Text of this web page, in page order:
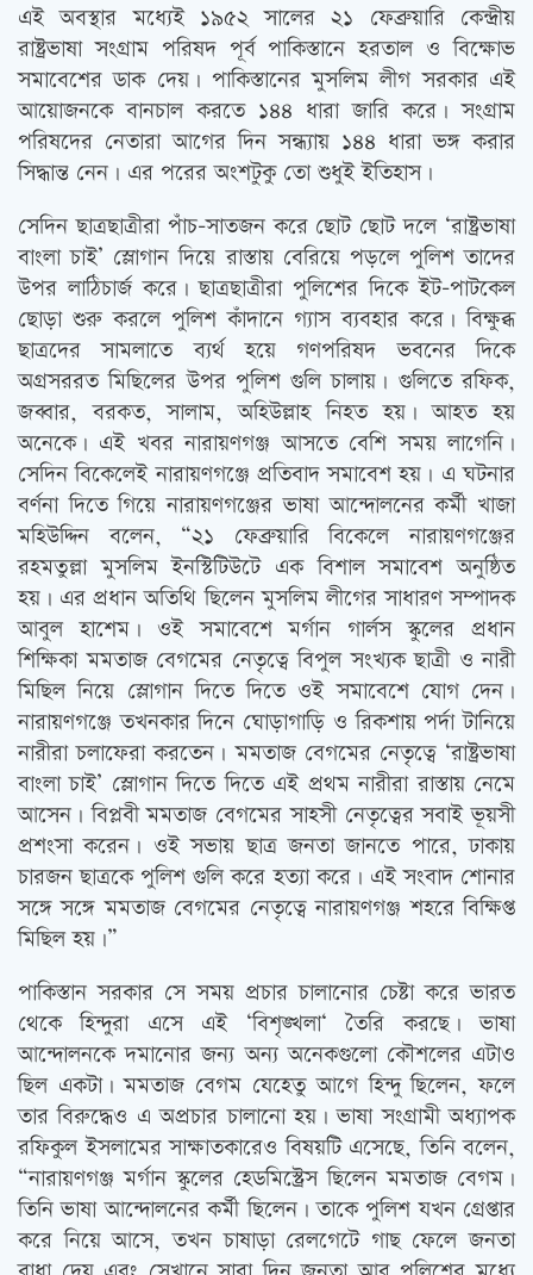
এই অবস্থার মধ্যেই ১৯৫২ সালের ২১ ফেব্রুয়ারি কেন্দ্রীয়
রাষ্ট্রভাষা সংগ্রাম পরিষদ পূর্ব পাকিস্তানে হরতাল ও বিক্ষোভ
সমাবেশের ডাক দেয়। পাকিস্তানের মুসলিম লীগ সরকার এই
আয়োজনকে বানচাল করতে ১৪৪ ধারা জারি করে। সংগ্রাম
পরিষদের নেতারা আগের দিন সন্ধ্যায় ১৪৪ ধারা ভঙ্গ করার
সিদ্ধান্ত নেন। এর পরের অংশটুকু তো শুধুই ইতিহাস।
সেদিন ছাত্রছাত্রীরা পাঁচ-সাতজন করে ছোট ছোট দলে ‘রাষ্ট্রভাষা
বাংলা চাই’ স্লোগান দিয়ে রাস্তায় বেরিয়ে পড়লে পুলিশ তাদের
উপর লাঠিচার্জ করে। ছাত্রছাত্রীরা পুলিশের দিকে ইট-পাটকেল
ছোড়া শুরু করলে পুলিশ কাঁদানে গ্যাস ব্যবহার করে। বিক্ষুব্ধ
ছাত্রদের সামলাতে ব্যর্থ হয়ে গণপরিষদ ভবনের দিকে
অগ্রসররত মিছিলের উপর পুলিশ গুলি চালায়। গুলিতে রফিক,
জব্বার, বরকত, সালাম, অহিউল্লাহ নিহত হয়। আহত হয়
অনেকে। এই খবর নারায়ণগঞ্জ আসতে বেশি সময় লাগেনি।
সেদিন বিকেলেই নারায়ণগঞ্জে প্রতিবাদ সমাবেশ হয়। এ ঘটনার
বর্ণনা দিতে গিয়ে নারায়ণগঞ্জের ভাষা আন্দোলনের কর্মী খাজা
মহিউদ্দিন বলেন, “২১ ফেব্রুয়ারি বিকেলে নারায়ণগঞ্জের
রহমতুল্লা মুসলিম ইনস্টিটিউটে এক বিশাল সমাবেশ অনুষ্ঠিত
হয়। এর প্রধান অতিথি ছিলেন মুসলিম লীগের সাধারণ সম্পাদক
আবুল হাশেম। ওই সমাবেশে মর্গান গার্লস স্কুলের প্রধান
শিক্ষিকা মমতাজ বেগমের নেতৃত্বে বিপুল সংখ্যক ছাত্রী ও নারী
মিছিল নিয়ে স্লোগান দিতে দিতে ওই সমাবেশে যোগ দেন।
নারায়ণগঞ্জে তখনকার দিনে ঘোড়াগাড়ি ও রিকশায় পর্দা টানিয়ে
নারীরা চলাফেরা করতেন। মমতাজ বেগমের নেতৃত্বে ‘রাষ্ট্রভাষা
বাংলা চাই’ স্লোগান দিতে দিতে এই প্রথম নারীরা রাস্তায় নেমে
আসেন। বিপ্লবী মমতাজ বেগমের সাহসী নেতৃত্বের সবাই ভূয়সী
প্রশংসা করেন। ওই সভায় ছাত্র জনতা জানতে পারে, ঢাকায়
চারজন ছাত্রকে পুলিশ গুলি করে হত্যা করে। এই সংবাদ শোনার
সঙ্গে সঙ্গে মমতাজ বেগমের নেতৃত্বে নারায়ণগঞ্জ শহরে বিক্ষিপ্ত
মিছিল হয়।”
পাকিস্তান সরকার সে সময় প্রচার চালানোর চেষ্টা করে ভারত
থেকে হিন্দুরা এসে এই ‘বিশৃঙ্খলা‘ তৈরি করছে। ভাষা
আন্দোলনকে দমানোর জন্য অন্য অনেকগুলো কৌশলের এটাও
ছিল একটা। মমতাজ বেগম যেহেতু আগে হিন্দু ছিলেন, ফলে
তার বিরুদ্ধেও এ অপ্রচার চালানো হয়। ভাষা সংগ্রামী অধ্যাপক
রফিকুল ইসলামের সাক্ষাতকারেও বিষয়টি এসেছে, তিনি বলেন,
“নারায়ণগঞ্জ মর্গান স্কুলের হেডমিস্ট্রেস ছিলেন মমতাজ বেগম।
তিনি ভাষা আন্দোলনের কর্মী ছিলেন। তাকে পুলিশ যখন গ্রেপ্তার
করে নিয়ে আসে, তখন চাষাড়া রেলগেটে গাছ ফেলে জনতা